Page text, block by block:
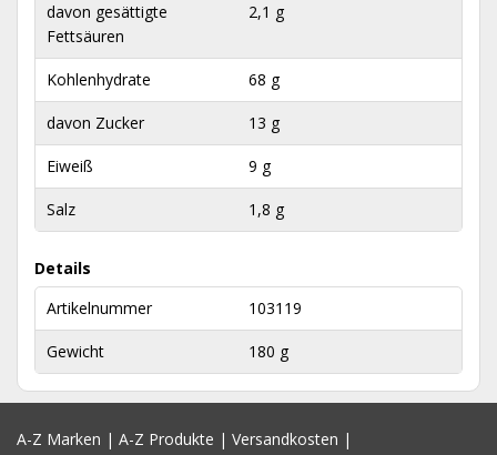
davon gesättigte
Fettsäuren
2,1 g
Kohlenhydrate 68 g
davon Zucker 13 g
Eiweiß 9 g
Salz 1,8 g
Details
Artikelnummer
103119
Gewicht 180 g
A-Z Marken | A-Z Produkte | Versandkosten |